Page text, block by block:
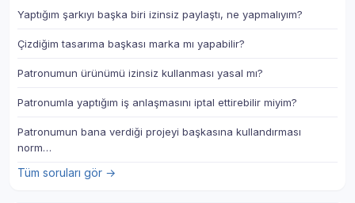
Yaptığım şarkıyı başka biri izinsiz paylaştı, ne yapmalıyım?
Çizdiğim tasarıma başkası marka mı yapabilir?
Patronumun ürünümü izinsiz kullanması yasal mı?
Patronumla yaptığım iş anlaşmasını iptal ettirebilir miyim?
Patronumun bana verdiği projeyi başkasına kullandırması
norm…
Tüm soruları gör →